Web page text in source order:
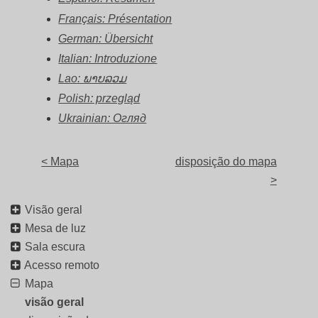
Français: Présentation
German: Übersicht
Italian: Introduzione
Lao: ພາບລວມ
Polish: przegląd
Ukrainian: Огляд
< Mapa
disposição do mapa
>
Visão geral
Mesa de luz
Sala escura
Acesso remoto
Mapa
visão geral